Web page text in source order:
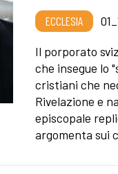
ECCLESIA
Il porporato
che insegue lo
cristiani che
Rivelazione e
episcopale
argomenta sui